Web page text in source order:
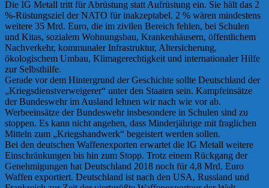
Die IG Metall tritt für Abrüstung statt Aufrüstung ein. Sie hält das 2
%-Rüstungsziel der NATO für inakzeptabel. 2 % wären mindestens
weitere 35 Mrd. Euro, die im zivilen Bereich fehlen, bei Schulen
und Kitas, sozialem Wohnungsbau, Krankenhäusern, öffentlichem
Nachverkehr, kommunaler Infrastruktur, Altersicherung,
ökologischem Umbau, Klimagerechtigkeit und internationaler Hilfe
zur Selbsthilfe.
Gerade vor dem Hintergrund der Geschichte sollte Deutschland der
„Kriegsdienstverweigerer“ unter den Staaten sein. Kampfeinsätze
der Bundeswehr im Ausland lehnen wir nach wie vor ab.
Werbeeinsätze der Bundeswehr insbesondere in Schulen sind zu
stoppen. Es kann nicht angehen, dass Minderjährige mit fraglichen
Mitteln zum „Kriegshandwerk“ begeistert werden sollen.
Bei den deutschen Waffenexporten erwartet die IG Metall weitere
Einschränkungen bis hin zum Stopp. Trotz einem Rückgang der
Genehmigungen hat Deutschland 2018 noch für 4,8 Mrd. Euro
Waffen exportiert. Deutschland ist nach den USA, Russland und